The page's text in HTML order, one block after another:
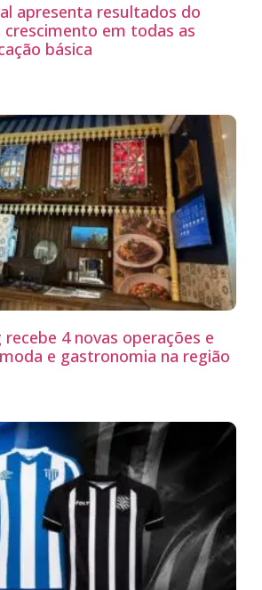
apresenta resultados do
crescimento em todas as
básica
4 novas operações e
e gastronomia na região